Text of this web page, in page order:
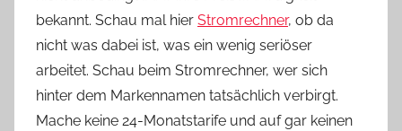
bekannt. Schau mal hier Stromrechner, ob da
nicht was dabei ist, was ein wenig seriöser
arbeitet. Schau beim Stromrechner, wer sich
hinter dem Markennamen tatsächlich verbirgt.
Mache keine 24-Monatstarife und auf gar keinen